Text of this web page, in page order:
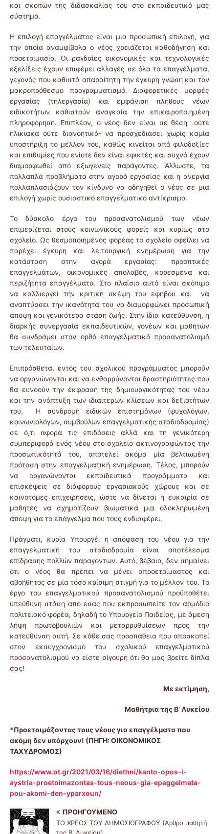
και σκοπών της διδασκαλίας του στο εκπαιδευτικό μας
σύστημα.
Η επιλογή επαγγέλματος είναι μια προσωπική επιλογή, για
την οποία αναμφίβολα ο νέος χρειάζεται καθοδήγηση και
προετοιμασία. Οι ραγδαίες οικονομικές και τεχνολογικές
εξελίξεις έχουν επιφέρει αλλαγές σε όλα τα επαγγέλματα,
γεγονός που καθιστά απαραίτητη την έγκυρη γνώση και τον
μακροπρόθεσμο προγραμματισμό. Διαφορετικές μορφές
εργασίας (τηλεργασία) και εμφάνιση πλήθους νέων
ειδικοτήτων καθιστούν αναγκαία την επικαιροποιημένη
πληροφόρηση. Επιπλέον, ο νέος δεν είναι σε θέση -ούτε
ηλικιακά ούτε διανοητικά- να προσχεδιάσει χωρίς καμία
υποστήριξη το μέλλον του, καθώς κινείται από φιλοδοξίες
και επιθυμίες που ενίοτε δεν είναι εφικτές και συχνά έχουν
διαμορφωθεί από εξωγενείς παράγοντες. Άλλωστε, τα
πολλαπλά προβλήματα στην αγορά εργασίας και η ανεργία
πολλαπλασιάζουν τον κίνδυνο να οδηγηθεί ο νέος σε μια
επιλογή χωρίς ουσιαστικό επαγγελματικό αντίκρισμα.
Το δύσκολο έργο του προσανατολισμού των νέων
επιμερίζεται στους κοινωνικούς φορείς και κυρίως στο
σχολείο. Ως θεσμοποιημένος φορέας το σχολείο οφείλει να
παρέχει έγκυρη και λειτουργική ενημέρωση για την
κατάσταση στην αγορά εργασίας: προοπτικές
επαγγελμάτων, οικονομικές απολαβές, κορεσμένα και
περιζήτητα επαγγέλματα. Στο πλαίσιο αυτό είναι σκόπιμο
να καλλιεργεί την κριτική σκέψη του εφήβου και να
αναπτύσσει την ικανότητά του να διαμορφώνει προσωπική
άποψη και γενικότερα στάση ζωής. Στην ίδια κατεύθυνση, η
διαρκής συνεργασία εκπαιδευτικών, γονέων και μαθητών
θα συνδράμει στον ορθό επαγγελματικό προσανατολισμό
των τελευταίων.
Επιπρόσθετα, εντός του σχολικού προγράμματος μπορούν
να οργανώνονται και να ενθαρρύνονται δραστηριότητες που
θα ευνοούν την έκφραση της δημιουργικότητας του νέου
και την ανάπτυξη των ιδιαίτερων κλίσεων και δεξιοτήτων
του. Η συνδρομή ειδικών επιστημόνων (ψυχολόγων,
κοινωνιολόγων, συμβούλων επαγγελματικής σταδιοδρομίας)
σε ό,τι αφορά τις επιδόσεις αλλά και τη γενικότερη
συμπεριφορά ενός νέου στο σχολείο ακτινογραφώντας την
προσωπικότητά του, αποτελεί ακόμα μία βελτιωμένη
πρόταση στην επαγγελματική ενημέρωση. Τέλος, μπορούν
να οργανώνονται εκπαιδευτικά προγράμματα και
επισκέψεις σε διάφορους εργασιακούς χώρους και σε
καινοτόμες επιχειρήσεις, ώστε να δίνεται η ευκαιρία σε
μαθητές να σχηματίζουν βιωματικά μια ολοκληρωμένη
άποψη για το επάγγελμα που τους ενδιαφέρει.
Πράγματι, κυρία Υπουργέ, η απόφαση του νέου για την
επαγγελματική του σταδιοδρομία είναι αποτέλεσμα
επίδρασης πολλών παραγόντων. Αυτό, βέβαια, δεν σημαίνει
ότι ο νέος θα πρέπει να μένει απροετοίμαστος και
αβοήθητος σε μία τόσο κρίσιμη στιγμή για το μέλλον του. Το
έργο του επαγγελματικού προσανατολισμού προϋποθέτει
υπεύθυνη στάση από εσάς που εκπροσωπείτε τον αρμόδιο
πολιτειακό φορέα, δηλαδή το Υπουργείο Παιδείας, με άμεση
λήψη πρωτοβουλιών και μεταρρυθμίσεων προς την
κατεύθυνση αυτή. Σε κάθε σας προσπάθεια που αποσκοπεί
στον εκσυγχρονισμό του σχολικού επαγγελματικού
προσανατολισμού να είστε σίγουρη ότι θα μας βρείτε δίπλα
σας!
Με εκτίμηση,
Μαθήτρια της Β’ Λυκείου
*Προετοιμάζοντας τους νέους για επαγγέλματα που
ακόμη δεν υπάρχουν! (ΠΗΓΗ: ΟΙΚΟΝΟΜΙΚΟΣ
ΤΑΧΥΔΡΟΜΟΣ)
https://www.ot.gr/2021/03/16/diethni/kanto-opos-i-
aystria-proetoimazontas-tous-neous-gia-epaggelmata-
pou-akomi-den-yparxoun/
ΠΡΟΗΓΟΎΜΕΝΟ
ΤΟ ΧΡΕΟΣ ΤΟΥ ΔΗΜΟΣΙΟΓΡΑΦΟΥ (Άρθρο μαθητή
της Β΄ Λυκείου)